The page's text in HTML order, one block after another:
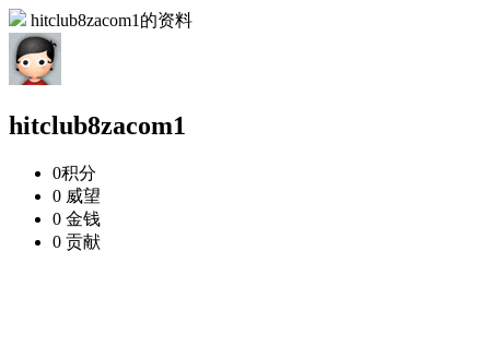
hitclub8zacom1的资料
hitclub8zacom1
0积分
0 威望
0 金钱
0 贡献